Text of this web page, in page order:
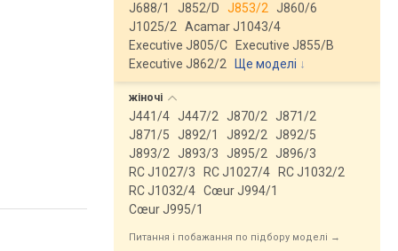
J688/1
J852/D J853/2
J860/6
J1025/2
Acamar J1043/4
Executive J805/C
Executive J855/B
Executive J862/2
Ще моделі ↓
жіночі
J441/4 J447/2 J870/2
J871/2
J871/5
J892/1 J892/2
J892/5
J893/2
J893/3 J895/2
J896/3
RC J1027/3
RC J1027/4
RC J1032/2
RC J1032/4 Cœur J994/1
Cœur J995/1
Питання і побажання по підбору моделі →